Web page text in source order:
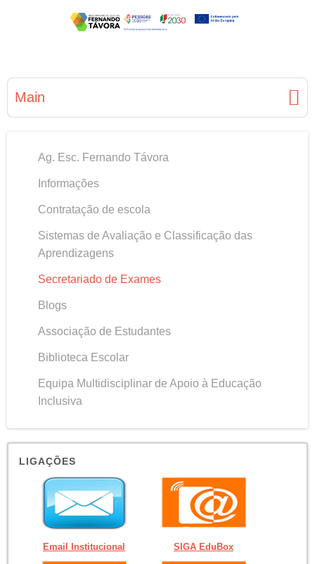
Main
Ag. Esc. Fernando Távora
Informações
Contratação de escola
Sistemas de Avaliação e Classificação das
Aprendizagens
Secretariado de Exames
Blogs
Associação de Estudantes
Biblioteca Escolar
Equipa Multidisciplinar de Apoio à Educação
Inclusiva
LIGAÇÕES
Email Institucional SIGA EduBox